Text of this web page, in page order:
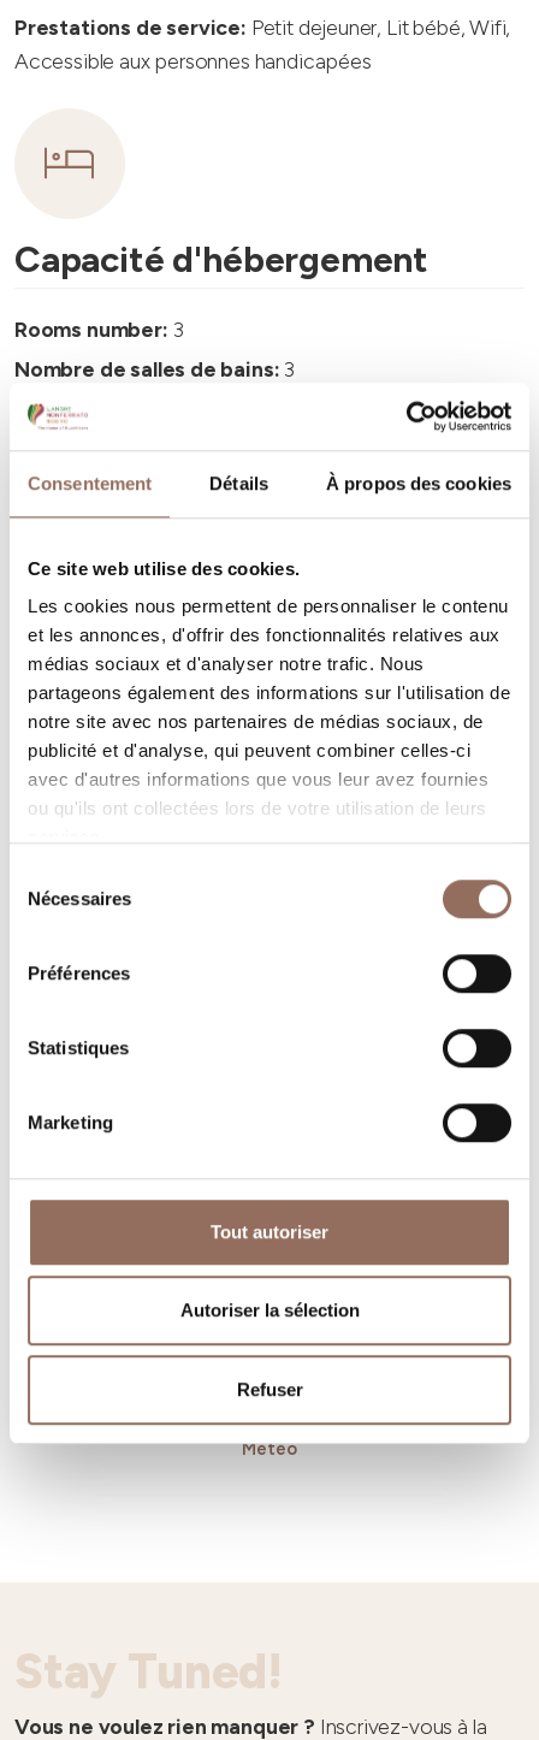
Consentement Détails À propos des cookies
Ce site web utilise des cookies.
Les cookies nous permettent de personnaliser le contenu
et les annonces, d'offrir des fonctionnalités relatives aux
médias sociaux et d'analyser notre trafic. Nous
partageons également des informations sur l'utilisation de
notre site avec nos partenaires de médias sociaux, de
publicité et d'analyse, qui peuvent combiner celles-ci
avec d'autres informations que vous leur avez fournies
ou qu'ils ont collectées lors de votre utilisation de leurs
Nécessaires
Préférences
Statistiques
Marketing
Tout autoriser
Autoriser la sélection
Refuser
Prestations de service: Petit dejeuner, Lit bébé, Wifi,
Accessible aux personnes handicapées
Capacité d'hébergement
Rooms number: 3
Nombre de salles de bains: 3
Beds number:
Vos vacances
Programmez où dormir, où manger, quoi faire et visiter
dans chaque coin de Langhe Monferrato Roero, tout en
gardant un œil sur la météo en temps réel
Où dormir Où manger
Operateurs du
Services
Météo
Stay Tuned!
Vous ne voulez rien manquer ? Inscrivez-vous à la